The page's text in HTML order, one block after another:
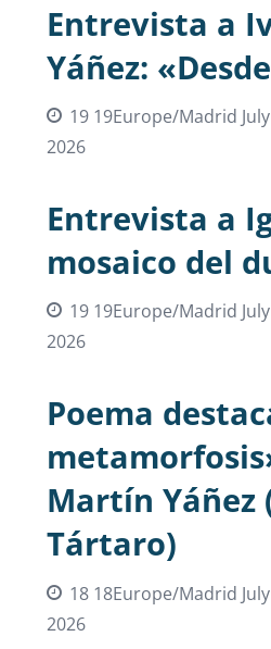
Entrevista a
Yáñez:
19 19Europe/Madrid
2026
Entrevista a
mosaico del
19 19Europe/Madrid
2026
Poema
Martín Yáñez
Tártaro)
18 18Europe/Madrid
2026